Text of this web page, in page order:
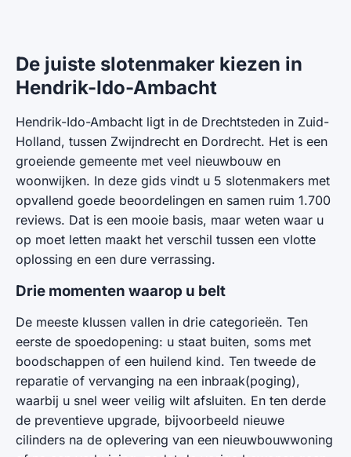
De juiste slotenmaker kiezen in
Hendrik-Ido-Ambacht
Hendrik-Ido-Ambacht ligt in de Drechtsteden in Zuid-
Holland, tussen Zwijndrecht en Dordrecht. Het is een
groeiende gemeente met veel nieuwbouw en
woonwijken. In deze gids vindt u 5 slotenmakers met
opvallend goede beoordelingen en samen ruim 1.700
reviews. Dat is een mooie basis, maar weten waar u
op moet letten maakt het verschil tussen een vlotte
oplossing en een dure verrassing.
Drie momenten waarop u belt
De meeste klussen vallen in drie categorieën. Ten
eerste de spoedopening: u staat buiten, soms met
boodschappen of een huilend kind. Ten tweede de
reparatie of vervanging na een inbraak(poging),
waarbij u snel weer veilig wilt afsluiten. En ten derde
de preventieve upgrade, bijvoorbeeld nieuwe
cilinders na de oplevering van een nieuwbouwwoning